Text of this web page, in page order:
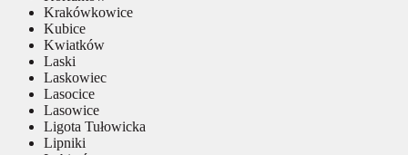
Krakówkowice
Kubice
Kwiatków
Laski
Laskowiec
Lasocice
Lasowice
Ligota Tułowicka
Lipniki